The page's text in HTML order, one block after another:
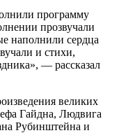
программу
прозвучали
наполнили сердца
и стихи,
— рассказал
великих
Гайдна, Людвига
Рубинштейна и